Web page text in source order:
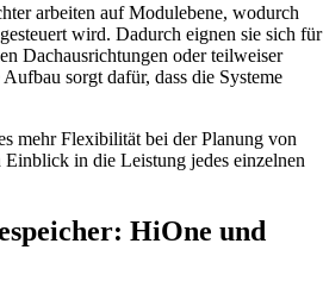
arbeiten auf Modulebene, wodurch
wird. Dadurch eignen sie sich für
Dachausrichtungen oder teilweiser
sorgt dafür, dass die Systeme
mehr Flexibilität bei der Planung von
Einblick in die Leistung jedes einzelnen
HiOne und